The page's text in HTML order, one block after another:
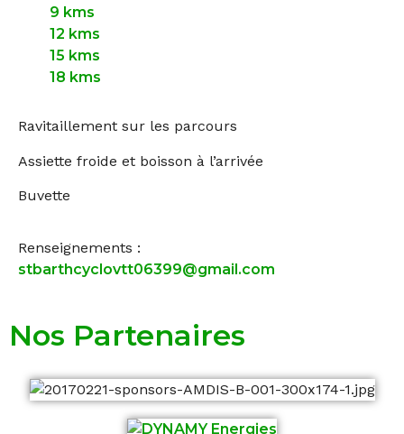
9 kms
12 kms
15 kms
18 kms
Ravitaillement sur les parcours
Assiette froide et boisson à l’arrivée
Buvette
Renseignements :
stbarthcyclovtt06399@gmail.com
Nos Partenaires